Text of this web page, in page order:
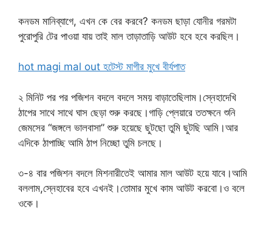
কনডম মানিব্যাগে, এখন কে বের করবে? কনডম ছাড়া যোনীর গরমটা
পুরোপুরি টের পাওয়া যায় তাই মাল তাড়াতাড়ি আউট হবে হবে করছিল।
hot magi mal out হটেস্ট মাগীর মুখে বীর্যপাত
২ মিনিট পর পর পজিশন বদলে বদলে সময় বাড়াতেছিলাম।স্নেহাদেখি
ঠাপের সাথে সাথে ঘাস ছেড়া শুরু করছে।গাড়ি প্লেয়ারে ততক্ষনে শুনি
জেমসের “জঙ্গলে ভালবাসা” শুরু হয়েছে ছুটছো তুমি ছুটছি আমি।আর
এদিকে ঠাপাচ্ছি আমি ঠাপ নিচ্ছো তুমি চলছে।
৩-৪ বার পজিশন বদলে মিশনারীতেই আমার মাল আউট হয়ে যাবে।আমি
বললাম,স্নেহাবের হবে এখনই।তোমার মুখে কাম আউট করবো।ও বলে
ওকে।